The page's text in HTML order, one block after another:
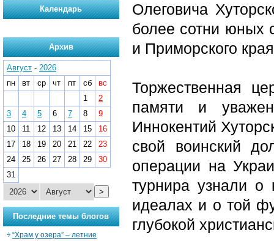
Олеговича
более сотни юных
и Приморского
Торжественная
памяти и
Иннокентий
свой воинский
операции на
турнира узнали о
идеалах и о той
глубокой
Календарь
Архив
Август - 2026
пн
вт ср чт пт сб
вс
1
2
3
4 5 6 7 8
9
10
11 12 13 14 15
16
17
18 19 20 21 22
23
24
25 26 27 28 29
30
31
>
Последние темы блогов
“Храм у озера” – летние